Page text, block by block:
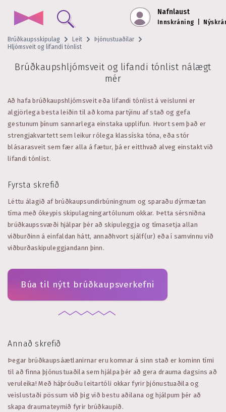
Nafnlaust
Innskráning
Brúðkaupsskipulag Leit
Þjónustuaðilar
Hljómsveit og lifandi tónlist
Brúðkaupshljómsveit og lifandi tónlist nálægt
mér
Að hafa brúðkaupshljómsveit eða lifandi tónlist á veislunni er
algjörlega besta leiðin til að koma partýinu af stað og gefa
gestunum þínum sannarlega einstaka upplifun. Hvort sem það er
strengjakvartett sem leikur rólega klassíska tóna, eða stór
blásarasveit sem fær alla á fætur, þá er eitthvað alveg einstakt við
lifandi tónlist.
Fyrsta skrefið
Léttu álagið af brúðkaupsundirbúningnum og sparaðu dýrmætan
tíma með ókeypis skipulagningartólunum okkar. Þetta sérsniðna
brúðkaupssvæði hjálpar þér að skipuleggja og tímasetja allan
viðburðinn á einfaldan hátt, annaðhvort sjálf(ur) eða í samvinnu við
viðburðaskipuleggjandann þinn.
Búa til nýtt brúðkaupsverkefni
Annað skrefið
Þegar brúðkaupsáætlanirnar eru komnar á sinn stað er kominn tími
til að finna þjónustuaðila sem hjálpa þér að gera drauma dagsins að
veruleika! Með háþróuðu leitartóli okkar fyrir þjónustuaðila og
veislustaði pössum við þig við bestu aðilana og hjálpum þér að
skapa draumateymið fyrir brúðkaupið.